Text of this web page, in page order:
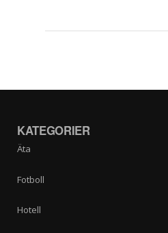
KATEGORIER
Äta
Fotboll
Hotell